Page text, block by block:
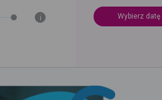
i Wybierz datę